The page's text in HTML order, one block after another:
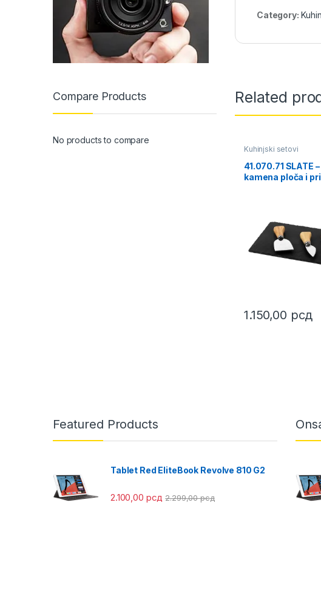
Category:
Related
Kuhinjski setovi
41.070.71 SLATE
kamena ploča i
1.150,00 рсд
Compare Products
No products to compare
Featured Products
Tablet Red EliteBook Revolve 810 G2
2.100,00 рсд 2.299,00рсд